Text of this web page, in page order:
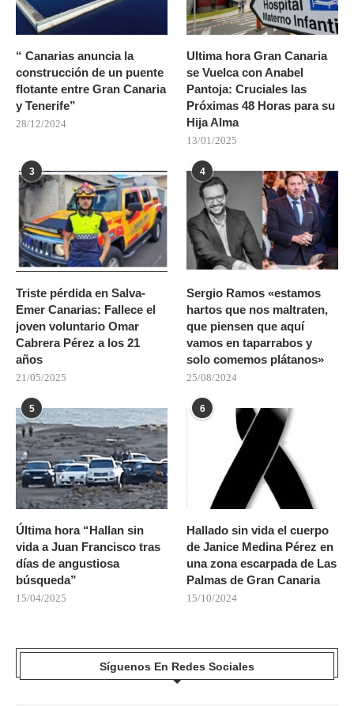
“ Canarias anuncia la
construcción de un puente
flotante entre Gran Canaria
y Tenerife”
28/12/2024
Ultima hora Gran Canaria
se Vuelca con Anabel
Pantoja: Cruciales las
Próximas 48 Horas para su
Hija Alma
13/01/2025
3
Triste pérdida en Salva-
Emer Canarias: Fallece el
joven voluntario Omar
Cabrera Pérez a los 21
años
21/05/2025
4
Sergio Ramos «estamos
hartos que nos maltraten,
que piensen que aquí
vamos en taparrabos y
solo comemos plátanos»
25/08/2024
5
Última hora “Hallan sin
vida a Juan Francisco tras
días de angustiosa
búsqueda”
15/04/2025
6
Hallado sin vida el cuerpo
de Janice Medina Pérez en
una zona escarpada de Las
Palmas de Gran Canaria
15/10/2024
Síguenos En Redes Sociales